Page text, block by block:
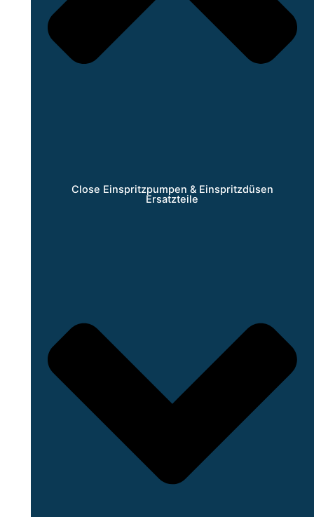
Close Einspritzpumpen & Einspritzdüsen
Ersatzteile